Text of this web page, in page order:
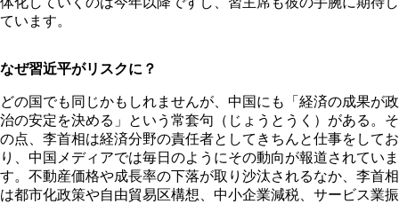
ています。
なぜ習近平がリスクに？
どの国でも同じかもしれませんが、中国にも「経済の成果が政
治の安定を決める」という常套句（じょうとうく）がある。そ
の点、李首相は経済分野の責任者としてきちんと仕事をしてお
り、中国メディアでは毎日のようにその動向が報道されていま
す。不動産価格や成長率の下落が取り沙汰されるなか、李首相
は都市化政策や自由貿易区構想、中小企業減税、サービス業振